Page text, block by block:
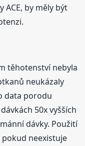
by měly být
těhotenství nebyla
neukázaly
data porodu
50x vyšších
dávky. Použití
neexistuje